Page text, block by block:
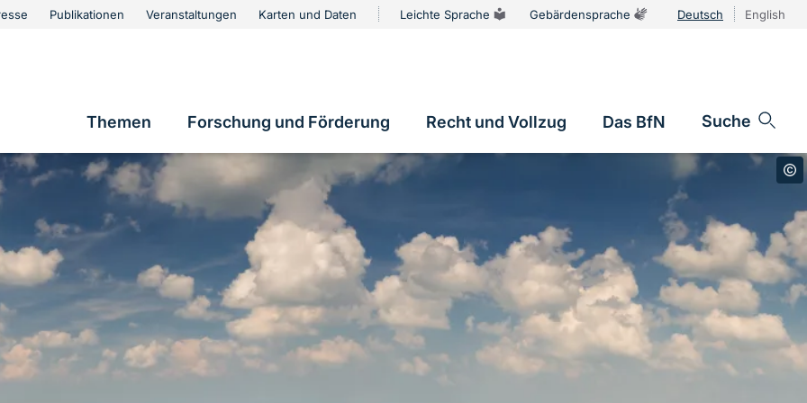
Publikationen Veranstaltungen Karten und Daten Leichte Sprache Gebärdensprache Deutsch English
Hauptnavigation
Themen Forschung und Förderung Recht und Vollzug Das BfN Suche